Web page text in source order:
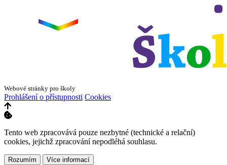
Webové stránky pro školy
Prohlášení o přístupnosti Cookies
Tento web zpracovává pouze nezbytné (technické a relační)
cookies, jejichž zpracování nepodléhá souhlasu.
Rozumím Více informací